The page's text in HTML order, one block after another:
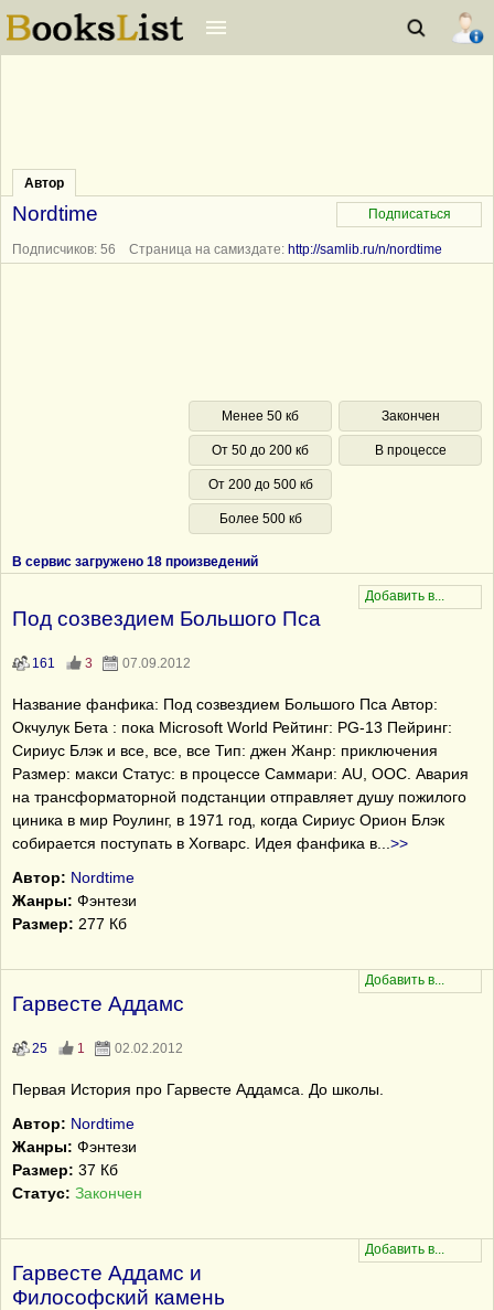
Автор
Nordtime
Подписчиков: 56 Страница на самиздате: http://samlib.ru/n/nordtime
Менее 50 кб
От 50 до 200 кб
От 200 до 500 кб
Более 500 кб
Закончен
В процессе
В сервис загружено 18 произведений
Под созвездием Большого Пса
161 3 07.09.2012
Название фанфика: Под созвездием Большого Пса Автор:
Окчулук Бета : пока Microsoft World Рейтинг: PG-13 Пейринг:
Сириус Блэк и все, все, все Тип: джен Жанр: приключения
Размер: макси Статус: в процессе Саммари: AU, OOC. Авария
на трансформаторной подстанции отправляет душу пожилого
циника в мир Роулинг, в 1971 год, когда Сириус Орион Блэк
собирается поступать в Хогварс. Идея фанфика в
>>
Автор: Nordtime
Жанры: Фэнтези
Размер: 277 Кб
Гарвесте Аддамс
25 1 02.02.2012
Первая История про Гарвесте Аддамса. До школы.
Автор: Nordtime
Жанры: Фэнтези
Размер: 37 Кб
Статус: Закончен
Гарвесте Аддамс и
Философский камень